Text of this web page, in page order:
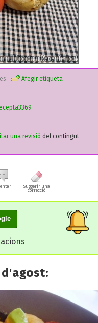
Afegir etiqueta
una revisió del contingut
Suggerir una
correcció